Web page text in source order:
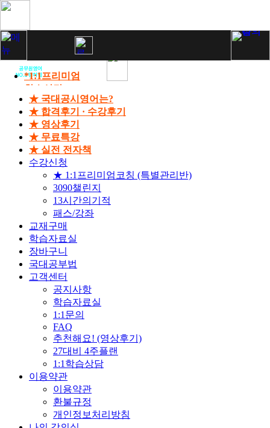
*1:1프리미엄
학습상담
13시간의기적
패스/강좌
합격후기
영상후기
★ 국대공시영어는?
★ 합격후기 · 수강후기
★ 영상후기
★ 무료특강
★ 실전 전자책
수강신청
★ 1:1프리미엄코칭 (특별관리반)
3090챌린지
13시간의기적
패스/강좌
교재구매
학습자료실
장바구니
국대공부법
고객센터
공지사항
학습자료실
1:1문의
FAQ
추천해요! (영상후기)
27대비 4주플랜
1:1학습상담
이용약관
이용약관
환불규정
개인정보처리방침